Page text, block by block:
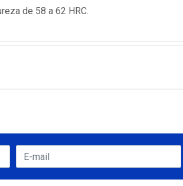
de 58 a 62 HRC.